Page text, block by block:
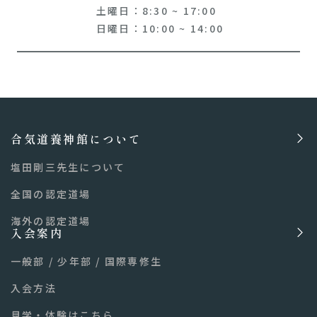
土曜日：8:30 ~ 17:00
日曜日：10:00 ~ 14:00
合気道養神館について
塩田剛三先生について
全国の認定道場
海外の認定道場
入会案内
一般部 /少年部 / 国際専修生
入会方法